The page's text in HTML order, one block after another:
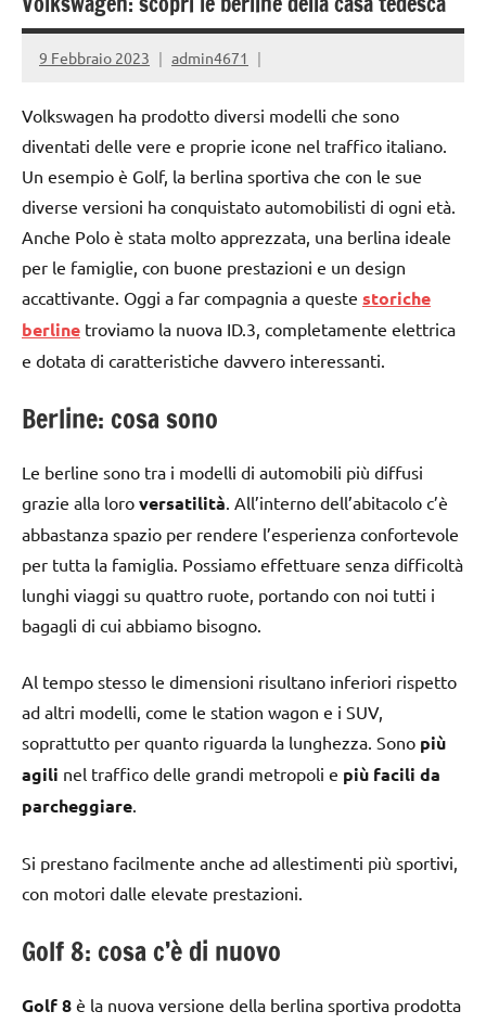
9 Febbraio 2023 admin4671
Volkswagen ha prodotto diversi modelli che sono
diventati delle vere e proprie icone nel traffico italiano.
Un esempio è Golf, la berlina sportiva che con le sue
diverse versioni ha conquistato automobilisti di ogni età.
Anche Polo è stata molto apprezzata, una berlina ideale
per le famiglie, con buone prestazioni e un design
accattivante. Oggi a far compagnia a queste storiche
berline troviamo la nuova ID.3, completamente elettrica
e dotata di caratteristiche davvero interessanti.
Berline: cosa sono
Le berline sono tra i modelli di automobili più diffusi
grazie alla loro versatilità. All’interno dell’abitacolo c’è
abbastanza spazio per rendere l’esperienza confortevole
per tutta la famiglia. Possiamo effettuare senza difficoltà
lunghi viaggi su quattro ruote, portando con noi tutti i
bagagli di cui abbiamo bisogno.
Al tempo stesso le dimensioni risultano inferiori rispetto
ad altri modelli, come le station wagon e i SUV,
soprattutto per quanto riguarda la lunghezza. Sono più
agili nel traffico delle grandi metropoli e più facili da
parcheggiare.
Si prestano facilmente anche ad allestimenti più sportivi,
con motori dalle elevate prestazioni.
Golf 8: cosa c’è di nuovo
Golf 8 è la nuova versione della berlina sportiva prodotta